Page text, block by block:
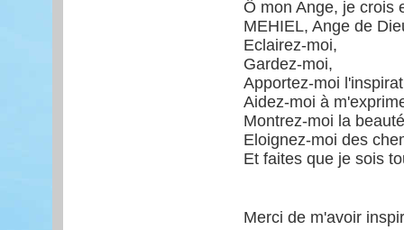
Ô mon Ange, je crois
MEHIEL, Ange de
Eclairez-moi,
Gardez-moi,
Apportez-moi
Aidez-moi à
Montrez-moi la
Eloignez-moi des
Et faites que je sois
Merci de m'avoir